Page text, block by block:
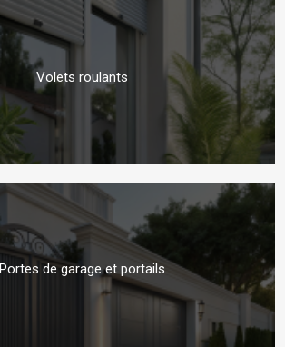
Volets roulants
Portes de garage et portails